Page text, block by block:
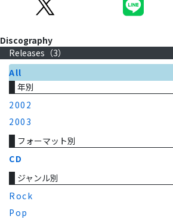
Discography
Releases（3）
All
年別
2002
2003
フォーマット別
CD
ジャンル別
Rock
Pop